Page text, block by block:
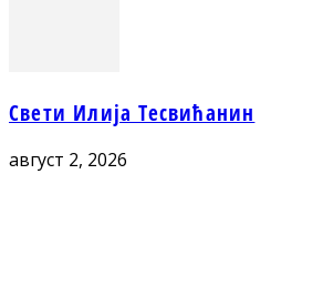
Свети Илија Тесвићанин
август 2, 2026